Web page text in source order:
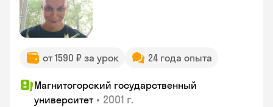
от 1590 ₽ за урок 24 года опыта
Магнитогорский государственный
университет • 2001 г.